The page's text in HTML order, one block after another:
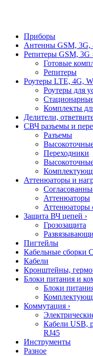
Приборы
Антенны GSM, 3G,
Репитеры GSM, 3G
Готовые
Репитеры
Роутеры LTE, 4G,
Роутеры для
Комплекты
Делители,
СВЧ разъемы и
Разъемы
Переходники
Аттенюаторы и
Аттенюаторы
Аттенюаторы
Защита ВЧ цепей ›
Грозозащита
Пигтейлы
Кабельные сборки
Кабели
Кронштейны,
Блоки питания и
Блоки
Коммутация ›
Кабели USB,
RJ45
Инструменты
Разное